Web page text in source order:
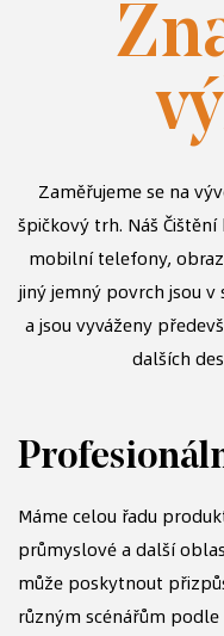
Zaměřujeme se na
špičkový trh. Náš
mobilní telefony,
jiný jemný povrch jsou v
a jsou vyváženy
dalších
Máme celou řadu
průmyslové a další
může poskytnout
různým scénářům